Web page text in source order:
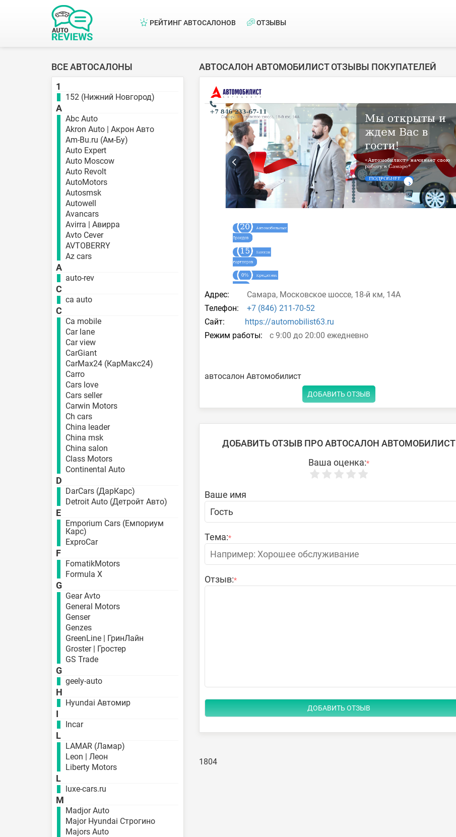
РЕЙТИНГ АВТОСАЛОНОВ ОТЗЫВЫ
ВСЕ АВТОСАЛОНЫ
1
152 (Нижний Новгород)
A
Abc Auto
Akron Auto | Акрон Авто
Am-Bu.ru (Ам-Бу)
Auto Expert
Auto Moscow
Auto Revolt
AutoMotors
Autosmsk
Autowell
Avancars
Avirra | Авирра
Avto Cever
AVTOBERRY
Az cars
A
auto-rev
C
ca auto
C
Ca mobile
Car lane
Car view
CarGiant
CarMax24 (КарМакс24)
Carro
Cars love
Cars seller
Carwin Motors
Ch cars
China leader
China msk
China salon
Class Motors
Continental Auto
D
DarCars (ДарКарс)
Detroit Auto (Детройт Авто)
E
Emporium Cars (Емпориум
Карс)
ExproCar
F
FomatikMotors
Formula X
G
Gear Avto
General Motors
Genser
Genzes
GreenLine | ГринЛайн
Groster | Гростер
GS Trade
G
geely-auto
H
Hyundai Автомир
I
Incar
L
LAMAR (Ламар)
Leon | Леон
Liberty Motors
L
luxe-cars.ru
M
Madjor Auto
Major Hyundai Строгино
Majors Auto
АВТОСАЛОН АВТОМОБИЛИСТ ОТЗЫВЫ ПОКУПАТЕЛЕЙ
Адрес:
Самара, Московское шоссе, 18-й км, 14А
Телефон:
+7 (846) 211-70-52
Сайт:
https://automobilist63.ru
Режим работы:
с 9:00 до 20:00 ежедневно
автосалон Автомобилист
ДОБАВИТЬ ОТЗЫВ
ДОБАВИТЬ ОТЗЫВ ПРО АВТОСАЛОН АВТОМОБИЛИСТ
Ваша оценка:*
Ваше имя
Тема:*
Отзыв:*
1804